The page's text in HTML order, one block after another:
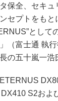
保全、セキ
セプトをもと
として
（富士通 執
の五十嵐一浩
S2およ